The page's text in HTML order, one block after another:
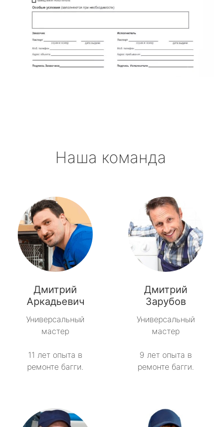
Наша команда
Дмитрий
Аркадьевич
Универсальный
мастер
11 лет опыта в
ремонте багги.
Дмитрий
Зарубов
Универсальный
мастер
9 лет опыта в
ремонте багги.